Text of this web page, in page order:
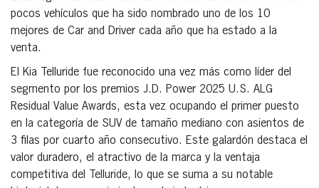
pocos vehículos que ha sido nombrado uno de los 10
mejores de Car and Driver cada año que ha estado a la
venta.
El Kia Telluride fue reconocido una vez más como líder del
segmento por los premios J.D. Power 2025 U.S. ALG
Residual Value Awards, esta vez ocupando el primer puesto
en la categoría de SUV de tamaño mediano con asientos de
3 filas por cuarto año consecutivo. Este galardón destaca el
valor duradero, el atractivo de la marca y la ventaja
competitiva del Telluride, lo que se suma a su notable